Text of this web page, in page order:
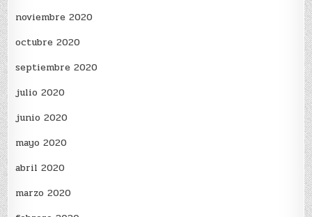
noviembre 2020
octubre 2020
septiembre 2020
julio 2020
junio 2020
mayo 2020
abril 2020
marzo 2020